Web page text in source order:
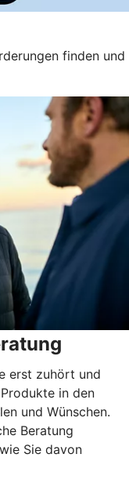
finden und
erst zuhört und
in den
und Wünschen.
Beratung
Sie davon